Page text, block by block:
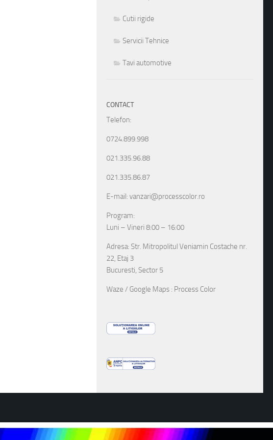
Cutii rigide
Servicii Tehnice
Tavi automotive
CONTACT
Telefon:
0724.899.998
021.335.96.88
021.335.86.87
E-mail: vanzari@processcolor.ro
Program:
Luni – Vineri 8:00 – 16:00
Adresa: Str. Mitropolitul Veniamin Costache nr.
22, Etaj 3
Bucuresti, Sector 5
Waze / Google Maps : Process Color